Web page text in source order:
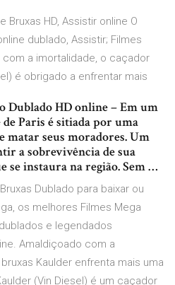
Bruxas HD, Assistir online O
dublado, Assistir; Filmes
a imortalidade, o caçador
é obrigado a enfrentar mais
HD online – Em um
Paris é sitiada por uma
matar seus moradores. Um
a sobrevivência de sua
se instaura na região. Sem …
Dublado para baixar ou
os melhores Filmes Mega
e legendados
Amaldiçoado com a
Kaulder enfrenta mais uma
(Vin Diesel) é um caçador